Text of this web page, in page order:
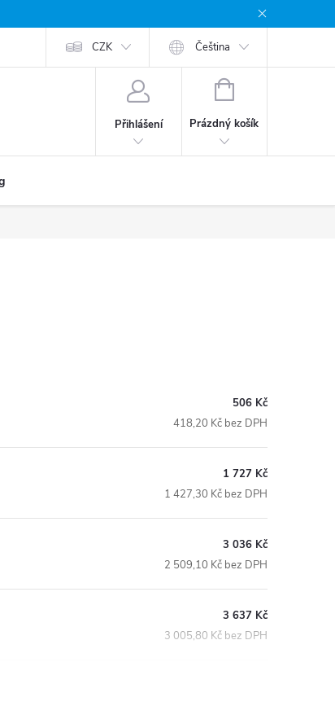
CZK Čeština
Přihlášení
NÁKUPNÍ
Prázdný košík
506 Kč
418,20 Kč bez DPH
1 727 Kč
1 427,30 Kč bez DPH
3 036 Kč
2 509,10 Kč bez DPH
3 637 Kč
3 005,80 Kč bez DPH